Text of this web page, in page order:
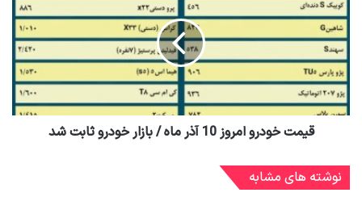
قیمت خودرو امروز 10 آذر ماه / بازار خودرو ثابت شد
نوشته های مشابه